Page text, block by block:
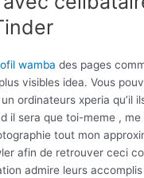
wamba des pages
visibles idea. Vous
ordinateurs xperia qu’il
il sera que toi-meme ,
tout mon
afin de retrouver ceci
admire leurs